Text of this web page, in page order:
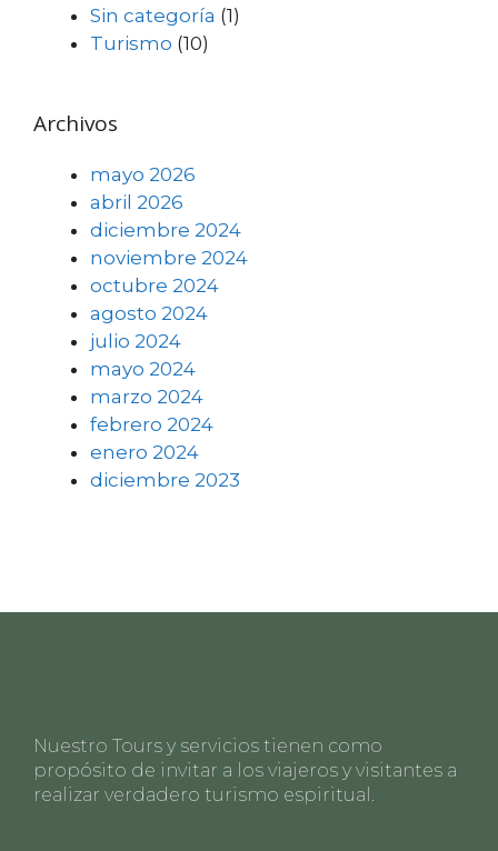
Sin categoría (1)
Turismo (10)
Archivos
mayo 2026
abril 2026
diciembre 2024
noviembre 2024
octubre 2024
agosto 2024
julio 2024
mayo 2024
marzo 2024
febrero 2024
enero 2024
diciembre 2023
Nuestro Tours y servicios tienen como
propósito de invitar a los viajeros y visitantes a
realizar verdadero turismo espiritual.